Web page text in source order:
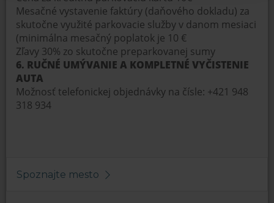
Mesačné vystavenie faktúry (daňového dokladu) za
skutočne využité parkovacie služby v danom mesiaci
(minimálna mesačný poplatok je 10 €
Zľavy 30% zo skutočne preparkovanej sumy
6. RUČNÉ UMÝVANIE A KOMPLETNÉ VYČISTENIE
AUTA
Možnosť telefonickej objednávky na čísle: +421 948
318 934
Spoznajte mesto